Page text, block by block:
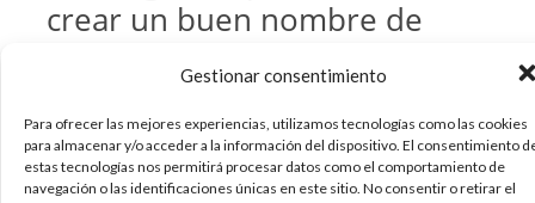
Gestionar consentimiento
Para ofrecer las mejores experiencias, utilizamos tecnologías como las cookies
para almacenar y/o acceder a la información del dispositivo. El consentimiento
estas tecnologías nos permitirá procesar datos como el comportamiento de
navegación o las identificaciones únicas en este sitio. No consentir o retirar el
crear un buen nombre de